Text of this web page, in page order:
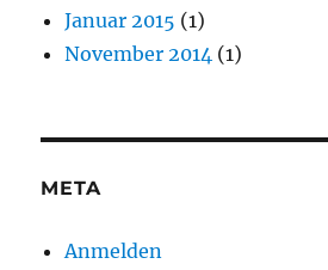
Januar 2015 (1)
November 2014 (1)
META
Anmelden